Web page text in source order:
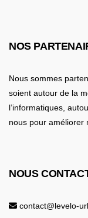
NOS
Nous sommes
soient autour de la
l’informatiques,
nous pour améliorer
NOUS
contact@levelo-